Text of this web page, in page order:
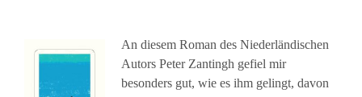
An diesem Roman des Niederländischen
Autors Peter Zantingh gefiel mir
besonders gut, wie es ihm gelingt, davon